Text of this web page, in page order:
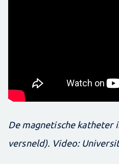
De magnetische katheter
versneld). Video: